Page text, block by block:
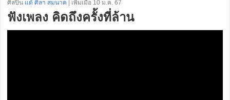
ศิลปิน แต้ ศิลา สมนาค | เพิ่มเมื่อ 10 ม.ค. 67
ฟังเพลง คิดถึงครั้งที่ล้าน